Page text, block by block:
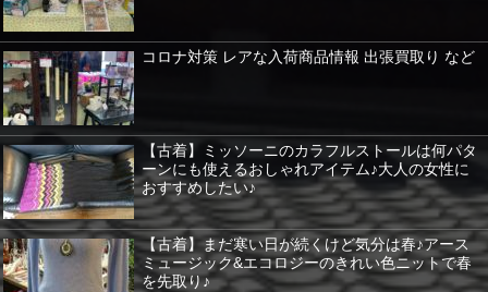
コロナ対策 レアな入荷商品情報 出張買取り など
【古着】ミッソーニのカラフルストールは何パタ
ーンにも使えるおしゃれアイテム♪大人の女性に
おすすめしたい♪
【古着】まだ寒い日が続くけど気分は春♪アース
ミュージック&エコロジーのきれい色ニットで春
を先取り♪